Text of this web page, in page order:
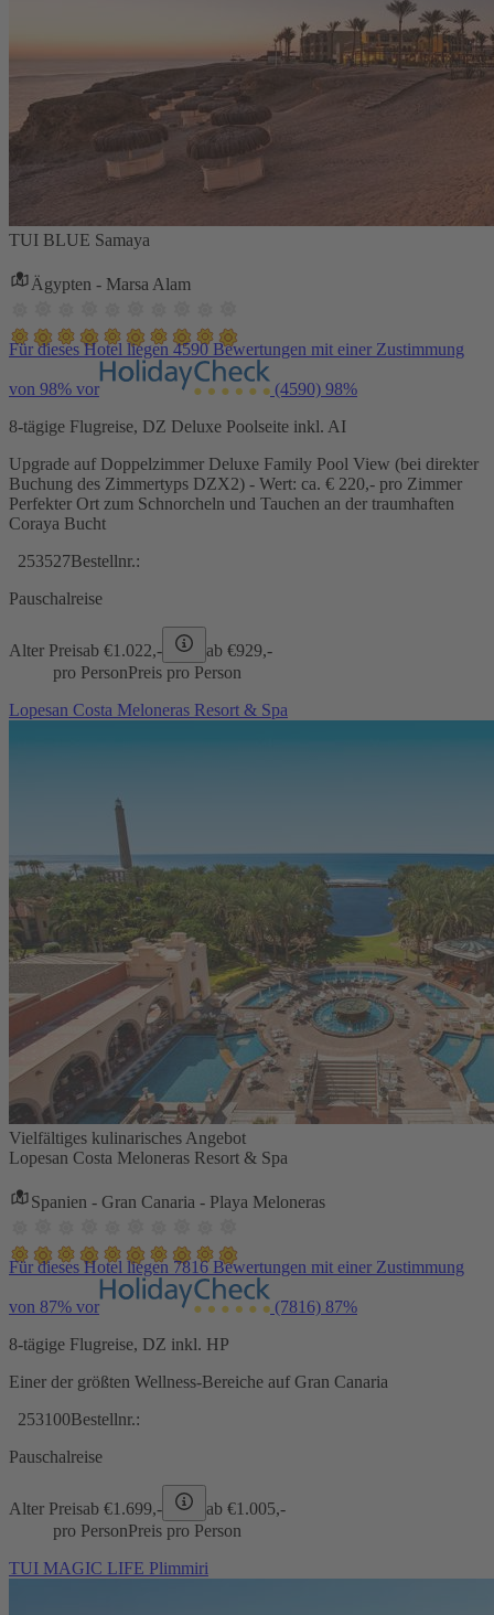
TUI BLUE Samaya
Ägypten - Marsa Alam
Für dieses Hotel liegen 4590 Bewertungen mit einer Zustimmung
von 98% vor (4590) 98%
8-tägige Flugreise, DZ Deluxe Poolseite inkl. AI
Upgrade auf Doppelzimmer Deluxe Family Pool View (bei direkter
Buchung des Zimmertyps DZX2) - Wert: ca. € 220,- pro Zimmer
Perfekter Ort zum Schnorcheln und Tauchen an der traumhaften
Coraya Bucht
253527Bestellnr.:
Pauschalreise
Alter Preisab €1.022,- ab €929,-
pro PersonPreis pro Person
Lopesan Costa Meloneras Resort & Spa
Vielfältiges kulinarisches Angebot
Lopesan Costa Meloneras Resort & Spa
Spanien - Gran Canaria - Playa Meloneras
Für dieses Hotel liegen 7816 Bewertungen mit einer Zustimmung
von 87% vor (7816) 87%
8-tägige Flugreise, DZ inkl. HP
Einer der größten Wellness-Bereiche auf Gran Canaria
253100Bestellnr.:
Pauschalreise
Alter Preisab €1.699,- ab €1.005,-
pro PersonPreis pro Person
TUI MAGIC LIFE Plimmiri